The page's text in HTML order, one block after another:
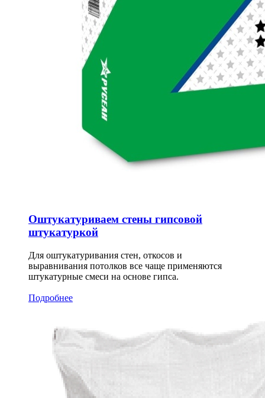
Оштукатуриваем стены гипсовой
штукатуркой
Для оштукатуривания стен, откосов и
выравнивания потолков все чаще применяются
штукатурные смеси на основе гипса.
Подробнее